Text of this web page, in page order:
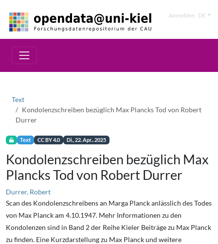
Anmelden DE
Text
Kondolenzschreiben bezüglich Max Plancks Tod von Robert
Durrer
Text CC BY 4.0 Di., 22. Apr.. 2025
Kondolenzschreiben bezüglich Max
Plancks Tod von Robert Durrer
Durrer, Robert
Scan des Kondolenzschreibens an Marga Planck anlässlich des Todes
von Max Planck am 4.10.1947. Mehr Informationen zu den
Kondolenzen sind in Band 2 der Reihe Kieler Beiträge zu Max Planck
zu finden. Eine Kurzdarstellung zu Max Planck und weitere